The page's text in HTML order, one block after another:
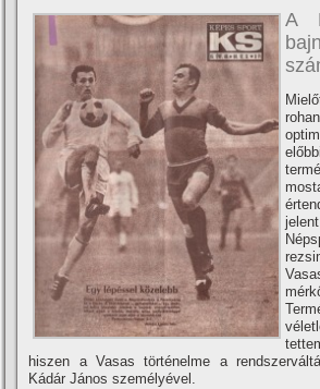
A
hiszen a Vasas történelme a
Kádár János személyével.